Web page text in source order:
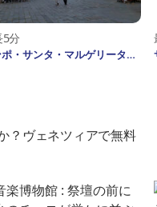
分
・サンタ・マルゲリータ
？ヴェネツィアで無料